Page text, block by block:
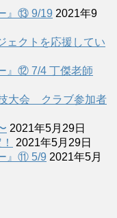
』⑬ 9/19 2021年9
ェクトを応援してい
』⑫ 7/4 丁傑老師
大会 クラブ参加者
2021年5月29日
2021年5月29日
』⑪ 5/9 2021年5月